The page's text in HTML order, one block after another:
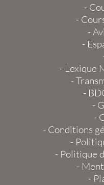
-
-
-
-
- Lexique
-
-
-
-
- Conditions
-
- Politique
-
-